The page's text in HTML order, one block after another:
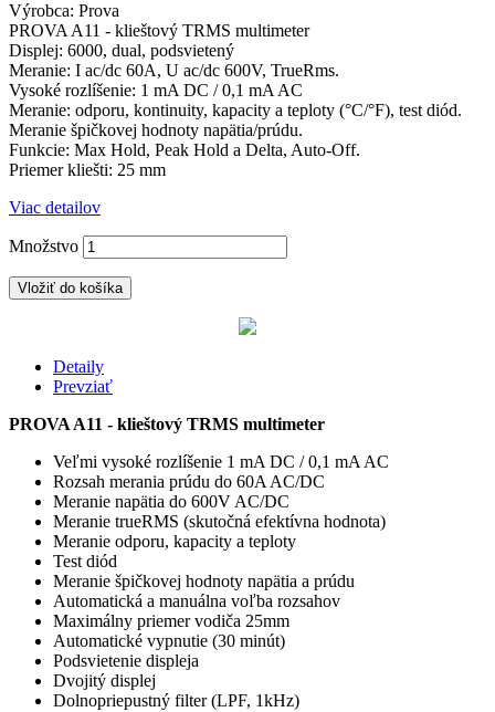
Výrobca: Prova
PROVA A11 - klieštový TRMS multimeter
Displej: 6000, dual, podsvietený
Meranie: I ac/dc 60A, U ac/dc 600V, TrueRms.
Vysoké rozlíšenie: 1 mA DC / 0,1 mA AC
Meranie: odporu, kontinuity, kapacity a teploty (°C/°F), test diód.
Meranie špičkovej hodnoty napätia/prúdu.
Funkcie: Max Hold, Peak Hold a Delta, Auto-Off.
Priemer kliešti: 25 mm
Viac detailov
Množstvo
Vložiť do košíka
Detaily
Prevziať
PROVA A11 - klieštový TRMS multimeter
Veľmi vysoké rozlíšenie 1 mA DC / 0,1 mA AC
Rozsah merania prúdu do 60A AC/DC
Meranie napätia do 600V AC/DC
Meranie trueRMS (skutočná efektívna hodnota)
Meranie odporu, kapacity a teploty
Test diód
Meranie špičkovej hodnoty napätia a prúdu
Automatická a manuálna voľba rozsahov
Maximálny priemer vodiča 25mm
Automatické vypnutie (30 minút)
Podsvietenie displeja
Dvojitý displej
Dolnopriepustný filter (LPF, 1kHz)